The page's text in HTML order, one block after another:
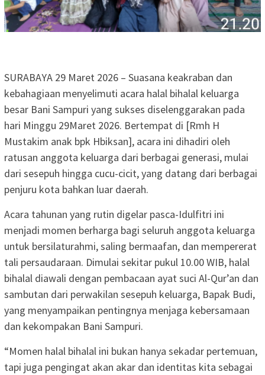
SURABAYA 29 Maret 2026 – Suasana keakraban dan
kebahagiaan menyelimuti acara halal bihalal keluarga
besar Bani Sampuri yang sukses diselenggarakan pada
hari Minggu 29Maret 2026. Bertempat di [Rmh H
Mustakim anak bpk Hbiksan], acara ini dihadiri oleh
ratusan anggota keluarga dari berbagai generasi, mulai
dari sesepuh hingga cucu-cicit, yang datang dari berbagai
penjuru kota bahkan luar daerah.
Acara tahunan yang rutin digelar pasca-Idulfitri ini
menjadi momen berharga bagi seluruh anggota keluarga
untuk bersilaturahmi, saling bermaafan, dan mempererat
tali persaudaraan. Dimulai sekitar pukul 10.00 WIB, halal
bihalal diawali dengan pembacaan ayat suci Al-Qur’an dan
sambutan dari perwakilan sesepuh keluarga, Bapak Budi,
yang menyampaikan pentingnya menjaga kebersamaan
dan kekompakan Bani Sampuri.
“Momen halal bihalal ini bukan hanya sekadar pertemuan,
tapi juga pengingat akan akar dan identitas kita sebagai